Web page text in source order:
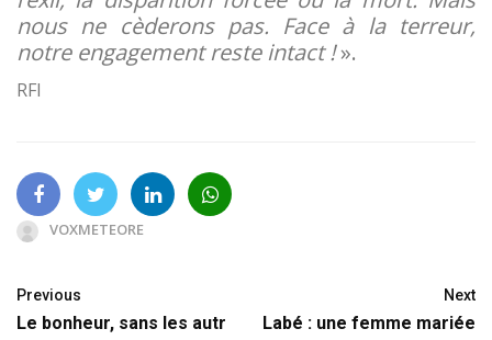
nous ne cèderons pas. Face à la terreur,
notre engagement reste intact !».
RFI
VOXMETEORE
Previous
Le bonheur, sans les autr
Next
Labé : une femme mariée